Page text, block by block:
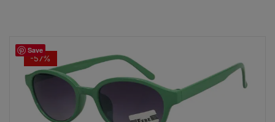
Save
-57%